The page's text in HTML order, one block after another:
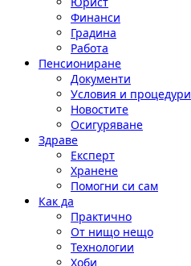
Финанси
Градина
Работа
Пенсиониране
Документи
Условия и процедури
Новостите
Осигуряване
Здраве
Експерт
Хранене
Помогни си сам
Как да
Практично
От нищо нещо
Технологии
Хоби